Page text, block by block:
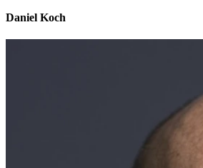
Daniel Koch